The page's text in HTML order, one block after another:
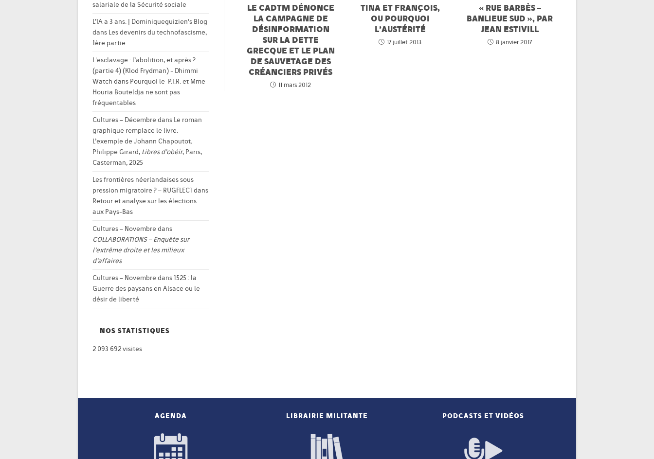
LE CADTM DÉNONCE
LA CAMPAGNE DE
DÉSINFORMATION
SUR LA DETTE
GRECQUE ET LE PLAN
DE SAUVETAGE DES
CRÉANCIERS PRIVÉS
11 mars 2012
TINA ET FRANÇOIS,
OU POURQUOI
L’AUSTÉRITÉ
17 juillet 2013
« RUE BARBÈS –
BANLIEUE SUD », PAR
JEAN ESTIVILL
8 janvier 2017
salariale de la Sécurité sociale
L’IA a 3 ans. | Dominiqueguizien's Blog
dans Les devenirs du technofascisme,
1ère partie
L'esclavage : l’abolition, et après ?
(partie 4) (Klod Frydman) - Dhimmi
Watch dans Pourquoi le P.I.R. et Mme
Houria Bouteldja ne sont pas
fréquentables
Cultures – Décembre dans Le roman
graphique remplace le livre.
L’exemple de Johann Chapoutot,
Philippe Girard, Libres d’obéir, Paris,
Casterman, 2025
Les frontières néerlandaises sous
pression migratoire ? – RUGFLEC1 dans
Retour et analyse sur les élections
aux Pays-Bas
Cultures – Novembre dans
COLLABORATIONS – Enquête sur
l’extrême droite et les milieux
d’affaires
Cultures – Novembre dans 1525 : la
Guerre des paysans en Alsace ou le
désir de liberté
NOS STATISTIQUES
2 093 692 visites
AGENDA LIBRAIRIE MILITANTE PODCASTS ET VIDÉOS